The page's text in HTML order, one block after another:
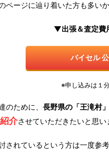
ページに辿り着いた方も多いか
▼出張＆査定
バイセル
※申し込みは１
のために、 長野県の「王滝村」
介させていただきたいと思い
されているという方は一度参